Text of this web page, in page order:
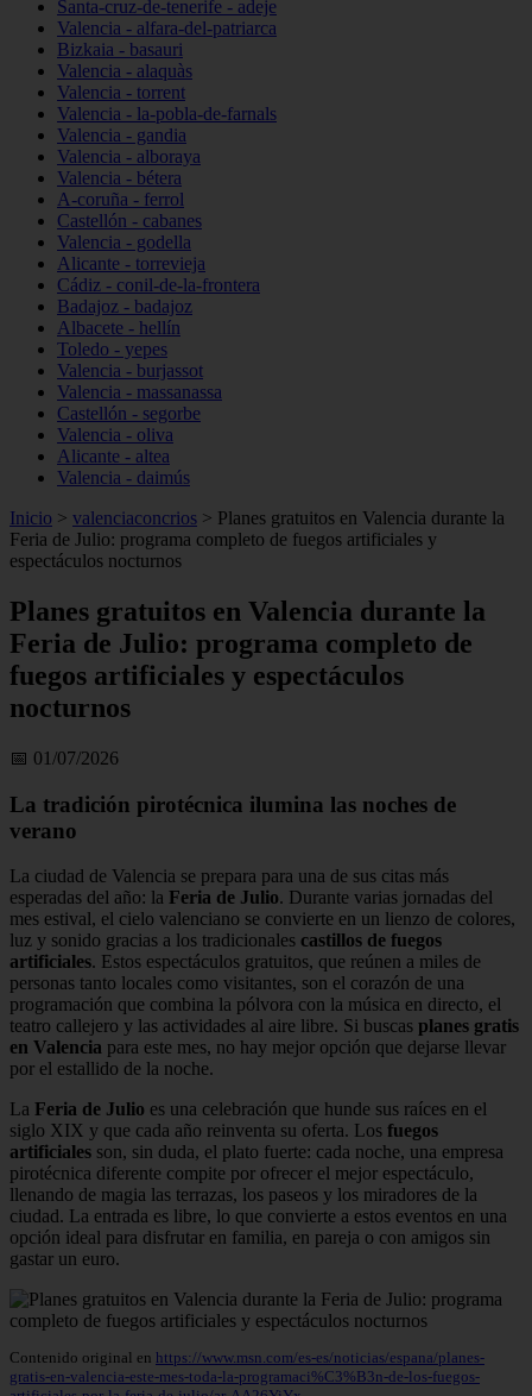
Santa-cruz-de-tenerife - adeje
Valencia - alfara-del-patriarca
Bizkaia - basauri
Valencia - alaquàs
Valencia - torrent
Valencia - la-pobla-de-farnals
Valencia - gandia
Valencia - alboraya
Valencia - bétera
A-coruña - ferrol
Castellón - cabanes
Valencia - godella
Alicante - torrevieja
Cádiz - conil-de-la-frontera
Badajoz - badajoz
Albacete - hellín
Toledo - yepes
Valencia - burjassot
Valencia - massanassa
Castellón - segorbe
Valencia - oliva
Alicante - altea
Valencia - daimús
Inicio > valenciaconcrios > Planes gratuitos en Valencia durante la
Feria de Julio: programa completo de fuegos artificiales y
espectáculos nocturnos
Planes gratuitos en Valencia durante la
Feria de Julio: programa completo de
fuegos artificiales y espectáculos
nocturnos
📅 01/07/2026
La tradición pirotécnica ilumina las noches de
verano
La ciudad de Valencia se prepara para una de sus citas más
esperadas del año: la Feria de Julio. Durante varias jornadas del
mes estival, el cielo valenciano se convierte en un lienzo de colores,
luz y sonido gracias a los tradicionales castillos de fuegos
artificiales. Estos espectáculos gratuitos, que reúnen a miles de
personas tanto locales como visitantes, son el corazón de una
programación que combina la pólvora con la música en directo, el
teatro callejero y las actividades al aire libre. Si buscas planes gratis
en Valencia para este mes, no hay mejor opción que dejarse llevar
por el estallido de la noche.
La Feria de Julio es una celebración que hunde sus raíces en el
siglo XIX y que cada año reinventa su oferta. Los fuegos
artificiales son, sin duda, el plato fuerte: cada noche, una empresa
pirotécnica diferente compite por ofrecer el mejor espectáculo,
llenando de magia las terrazas, los paseos y los miradores de la
ciudad. La entrada es libre, lo que convierte a estos eventos en una
opción ideal para disfrutar en familia, en pareja o con amigos sin
gastar un euro.
Contenido original en https://www.msn.com/es-es/noticias/espana/planes-
gratis-en-valencia-este-mes-toda-la-programaci%C3%B3n-de-los-fuegos-